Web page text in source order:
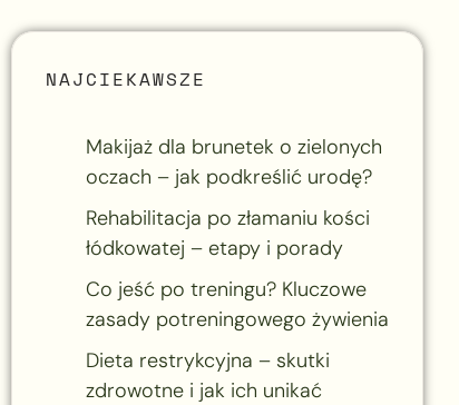
NAJCIEKAWSZE
Makijaż dla brunetek o zielonych
oczach – jak podkreślić urodę?
Rehabilitacja po złamaniu kości
łódkowatej – etapy i porady
Co jeść po treningu? Kluczowe
zasady potreningowego żywienia
Dieta restrykcyjna – skutki
zdrowotne i jak ich unikać